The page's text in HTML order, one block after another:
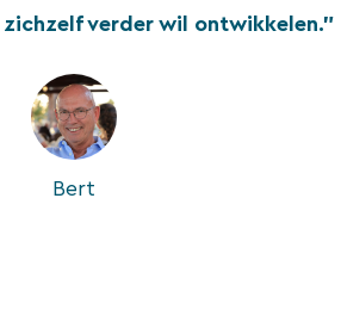
verder wil ontwikkelen.”
Bert